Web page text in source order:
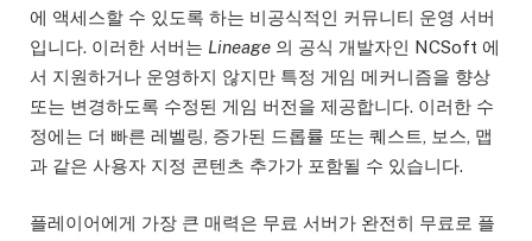
에 액세스할 수 있도록 하는 비공식적인 커뮤니티 운영 서버
입니다. 이러한 서버는 Lineage 의 공식 개발자인 NCSoft 에
서 지원하거나 운영하지 않지만 특정 게임 메커니즘을 향상
또는 변경하도록 수정된 게임 버전을 제공합니다. 이러한 수
정에는 더 빠른 레벨링, 증가된 드롭률 또는 퀘스트, 보스, 맵
과 같은 사용자 지정 콘텐츠 추가가 포함될 수 있습니다.
플레이어에게 가장 큰 매력은 무료 서버가 완전히 무료로 플